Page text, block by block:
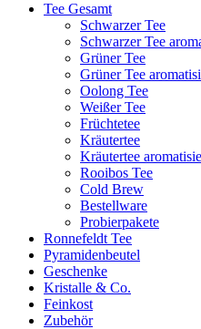
Tee Gesamt
Schwarzer Tee
Schwarzer Tee
Grüner Tee
Grüner Tee
Oolong Tee
Weißer Tee
Früchtetee
Kräutertee
Kräutertee
Rooibos Tee
Cold Brew
Bestellware
Probierpakete
Ronnefeldt Tee
Pyramidenbeutel
Geschenke
Kristalle & Co.
Feinkost
Zubehör